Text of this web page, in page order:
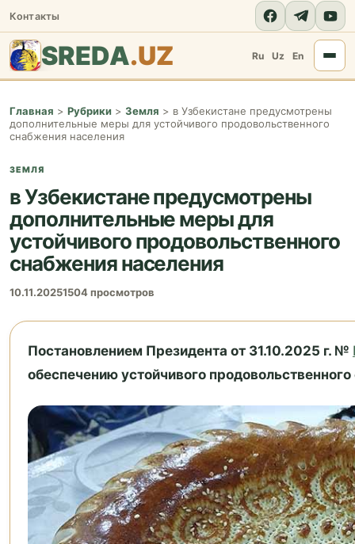
Контакты
SREDA.UZ Ru Uz En
Главная > Рубрики > Земля > в Узбекистане предусмотрены
дополнительные меры для устойчивого продовольственного
снабжения населения
ЗЕМЛЯ
в Узбекистане предусмотрены
дополнительные меры для
устойчивого продовольственного
снабжения населения
10.11.20251504 просмотров
Постановлением Президента от 31.10.2025 г. №
обеспечению устойчивого